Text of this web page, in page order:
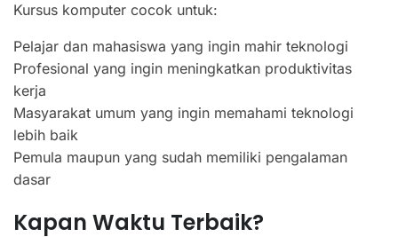
Kursus komputer cocok untuk:
Pelajar dan mahasiswa yang ingin mahir teknologi
Profesional yang ingin meningkatkan produktivitas
kerja
Masyarakat umum yang ingin memahami teknologi
lebih baik
Pemula maupun yang sudah memiliki pengalaman
dasar
Kapan Waktu Terbaik?